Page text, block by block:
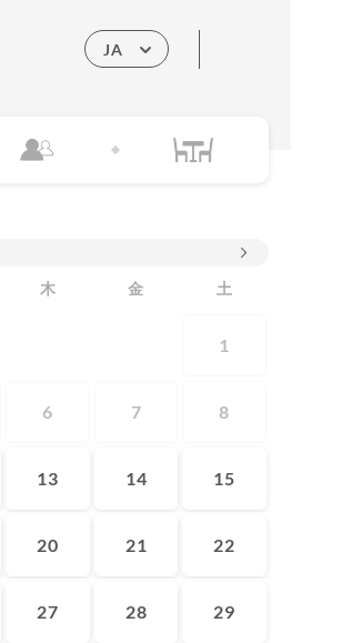
JA
木 金 土
1
6 7 8
13 14 15
20 21 22
27 28 29